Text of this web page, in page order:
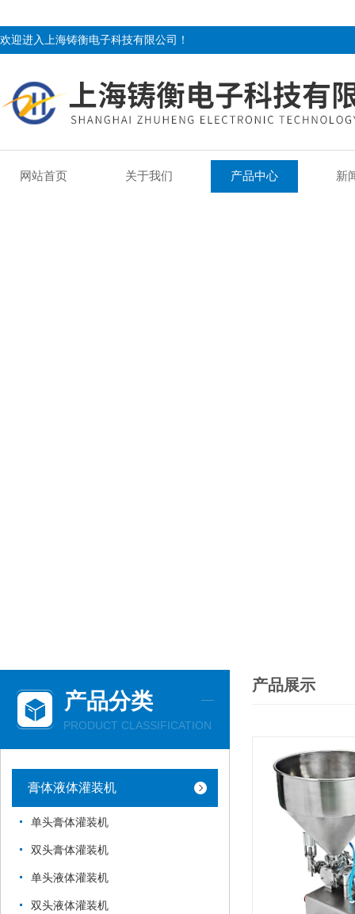
欢迎进入上海铸衡电子科技有限公司！
网站首页 关于我们 产品中心 新
产品分类
PRODUCT CLASSIFICATION
膏体液体灌装机
单头膏体灌装机
双头膏体灌装机
单头液体灌装机
双头液体灌装机
产品展示